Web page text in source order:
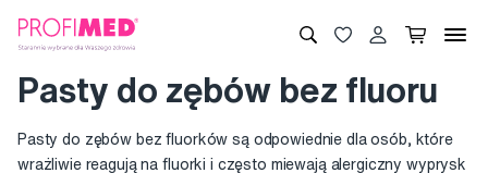
Pasty do zębów bez fluoru
Pasty do zębów bez fluorków są odpowiednie dla osób, które
wrażliwie reagują na fluorki i często miewają alergiczny wyprysk